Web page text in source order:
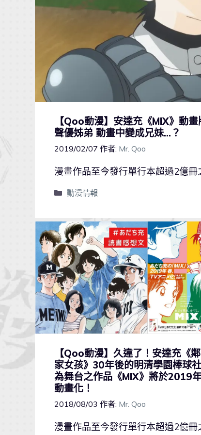
【Qoo動漫】安達充《MIX》動
聲優姊弟 動畫中變成兄妹…？
2019/02/07 作者: Mr. Qoo
漫畫作品至今發行單行本超過2億冊
動漫情報
【Qoo動漫】久違了！安達充《鄰
家女孩》30年後的明清學園棒球社
為舞台之作品《MIX》將於2019
動畫化！
2018/08/03 作者: Mr. Qoo
漫畫作品至今發行單行本超過2億冊